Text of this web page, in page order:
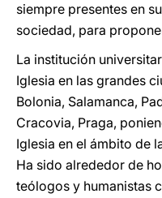
siempre presentes en
sociedad, para
La institución
Iglesia en las grandes
Bolonia, Salamanca,
Cracovia, Praga,
Iglesia en el ámbito de
Ha sido alrededor de
teólogos y humanistas